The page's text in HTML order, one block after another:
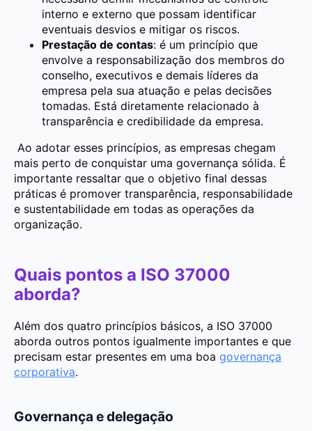
interno e externo que possam identificar
eventuais desvios e mitigar os riscos.
Prestação de contas: é um princípio que
envolve a responsabilização dos membros do
conselho, executivos e demais líderes da
empresa pela sua atuação e pelas decisões
tomadas. Está diretamente relacionado à
transparência e credibilidade da empresa.
Ao adotar esses princípios, as empresas chegam
mais perto de conquistar uma governança sólida. É
importante ressaltar que o objetivo final dessas
práticas é promover transparência, responsabilidade
e sustentabilidade em todas as operações da
organização.
Quais pontos a ISO 37000
aborda?
Além dos quatro princípios básicos, a ISO 37000
aborda outros pontos igualmente importantes e que
precisam estar presentes em uma boa governança
corporativa.
Governança e delegação